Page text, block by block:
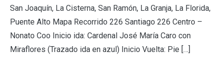
San Joaquín, La Cisterna, San Ramón, La Granja, La Florida,
Puente Alto Mapa Recorrido 226 Santiago 226 Centro –
Nonato Coo Inicio ida: Cardenal José María Caro con
Miraflores (Trazado ida en azul) Inicio Vuelta: Pie […]